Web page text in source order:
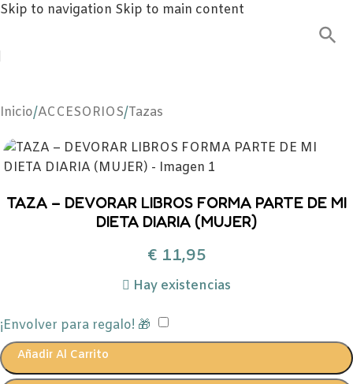
Skip to navigation Skip to main content
Inicio/ACCESORIOS/Tazas
TAZA – DEVORAR LIBROS FORMA PARTE DE MI
DIETA DIARIA (MUJER)
€11,95
Hay existencias
¡Envolver para regalo! 🎁
Añadir Al Carrito